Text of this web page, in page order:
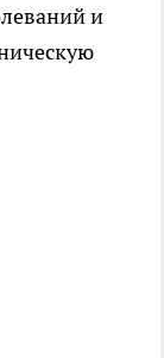
и